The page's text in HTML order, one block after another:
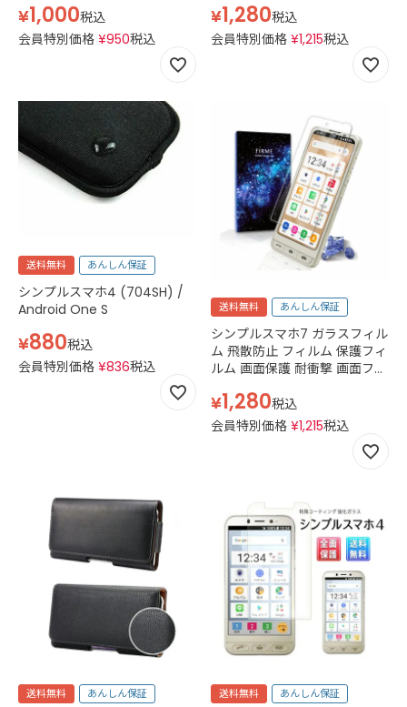
¥1,000税込
会員特別価格 ¥950税込
¥1,280税込
会員特別価格 ¥1,215税込
送料無料 あんしん保証
シンプルスマホ4 (704SH) /
Android One S
¥880税込
会員特別価格 ¥836税込
送料無料 あんしん保証
シンプルスマホ7 ガラスフィル
ム 飛散防止 フィルム 保護フィ
ルム 画面保護 耐衝撃 画面フィ
沢 気泡 指紋 防止 10H ソフト
バンク softbank シャープ
sharp 2.5D スマホフィルム 液
¥1,280税込
会員特別価格 ¥1,215税込
送料無料 あんしん保証 送料無料 あんしん保証